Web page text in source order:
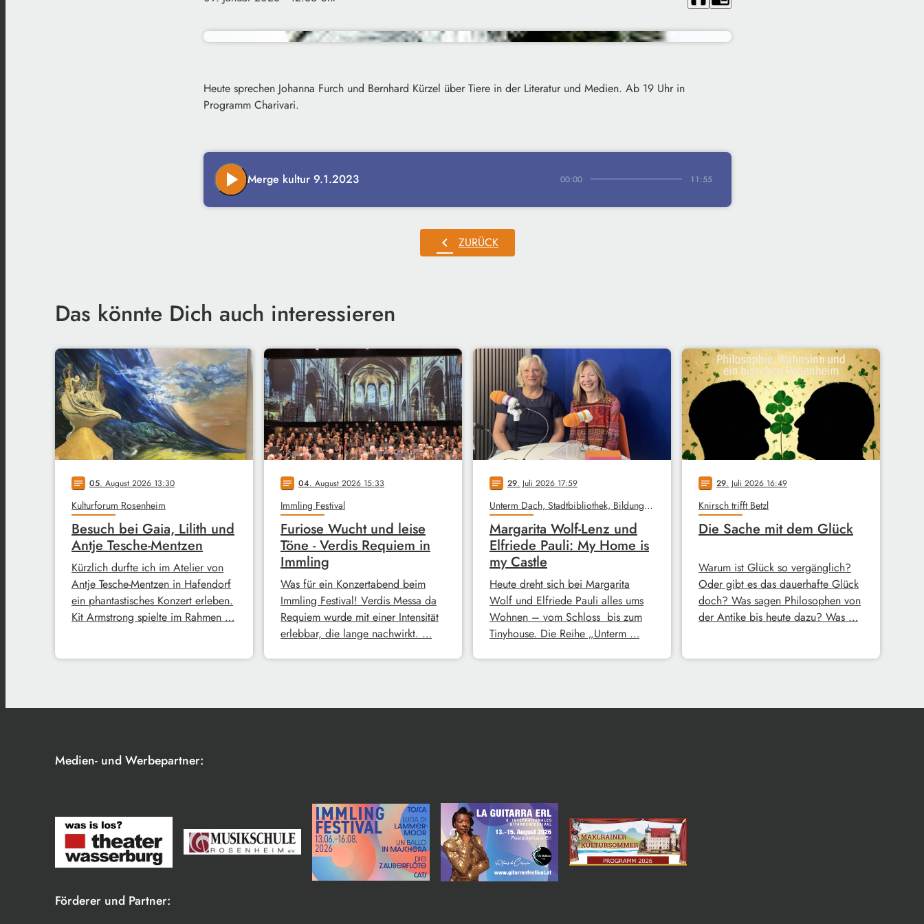
Heute sprechen Johanna Furch und Bernhard Kürzel über Tiere in der Literatur und Medien. Ab 19 Uhr in
Programm Charivari.
play_arrow Merge kultur 9.1.2023 00:00 11:55
chevron_left ZURÜCK
Das könnte Dich auch interessieren
notes 05. August 2026 13:30
Kulturforum Rosenheim
Besuch bei Gaia, Lilith und
Antje Tesche-Mentzen
Kürzlich durfte ich im Atelier von
Antje Tesche-Mentzen in Hafendorf
ein phantastisches Konzert erleben.
Kit Armstrong spielte im Rahmen …
notes 04. August 2026 15:33
Immling Festival
Furiose Wucht und leise
Töne - Verdis Requiem in
Immling
Was für ein Konzertabend beim
Immling Festival! Verdis Messa da
Requiem wurde mit einer Intensität
erlebbar, die lange nachwirkt. …
notes 29. Juli 2026 17:59
Unterm Dach, Stadtbibliothek, Bildungswerk
Margarita Wolf-Lenz und
Elfriede Pauli: My Home is
my Castle
Heute dreht sich bei Margarita
Wolf und Elfriede Pauli alles ums
Wohnen – vom Schloss bis zum
Tinyhouse. Die Reihe „Unterm …
notes 29. Juli 2026 16:49
Knirsch trifft Betzl
Die Sache mit dem Glück
Warum ist Glück so vergänglich?
Oder gibt es das dauerhafte Glück
doch? Was sagen Philosophen von
der Antike bis heute dazu? Was …
Medien- und Werbepartner:
Förderer und Partner: